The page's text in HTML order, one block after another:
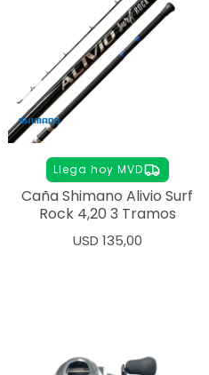
Llega hoy MVD
Caña Shimano Alivio Surf
Rock 4,20 3 Tramos
USD 135,00